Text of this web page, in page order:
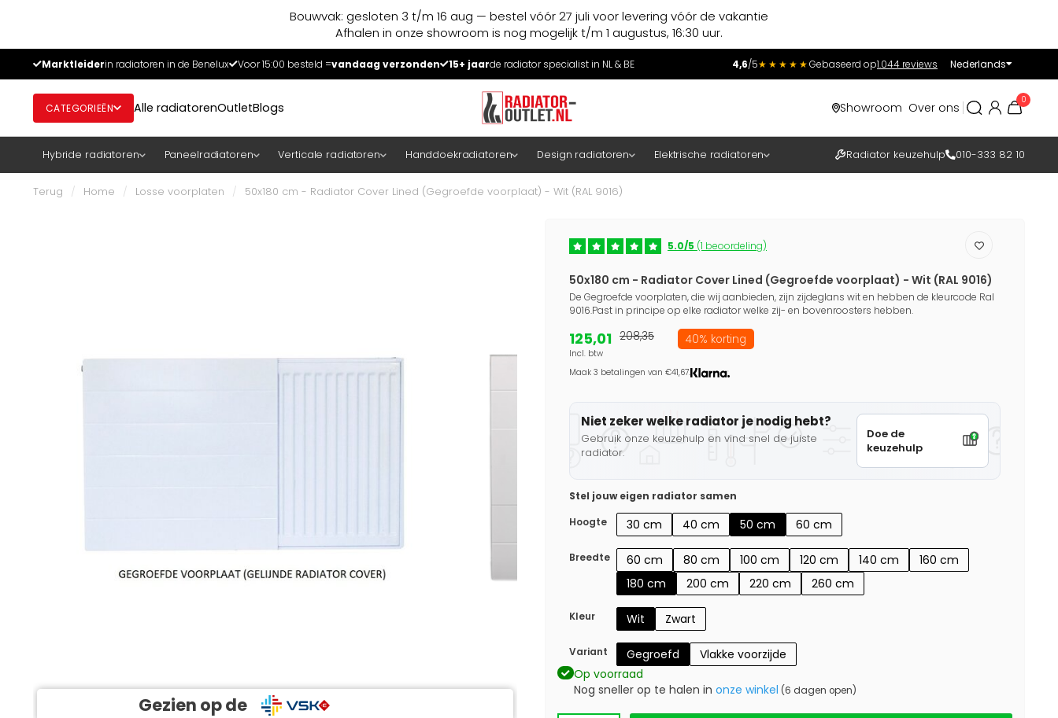
Bouwvak: gesloten 3 t/m 16 aug — bestel vóór 27 juli voor levering vóór de vakantie
Afhalen in onze showroom is nog mogelijk t/m 1 augustus, 16:30 uur.
Marktleiderin radiatoren in de Benelux Voor 15:00 besteld =vandaag verzonden 15+ jaarde radiator specialist in NL & BE 4,6/5★★★★★Gebaseerd op1.044 reviews Nederlands
CATEGORIEËN Alle radiatorenOutletBlogs Showroom Over ons
0
Hybride radiatoren Paneelradiatoren Verticale radiatoren Handdoekradiatoren Design radiatoren Elektrische radiatoren Radiator keuzehulp 010-333 82 10
Terug / Home / Losse voorplaten / 50x180 cm - Radiator Cover Lined (Gegroefde voorplaat) - Wit (RAL 9016)
Gezien op de
5.0/5 (1 beoordeling)
50x180 cm - Radiator Cover Lined (Gegroefde voorplaat) - Wit (RAL 9016)
De Gegroefde voorplaten, die wij aanbieden, zijn zijdeglans wit en hebben de kleurcode Ral
9016.Past in principe op elke radiator welke zij- en bovenroosters hebben.
125,01
Incl. btw
208,35 40% korting
Maak 3 betalingen van €41,67.
Niet zeker welke radiator je nodig hebt?
Gebruik onze keuzehulp en vind snel de juiste
radiator.
Doe de
keuzehulp
Stel jouw eigen radiator samen
Hoogte
30 cm 40 cm 50 cm 60 cm
Breedte 60 cm 80 cm 100 cm 120 cm 140 cm
160 cm
180 cm
200 cm 220 cm 260 cm
Kleur Wit Zwart
Variant Gegroefd
Vlakke voorzijde
Op voorraad
Nog sneller op te halen in onze winkel (6 dagen open)